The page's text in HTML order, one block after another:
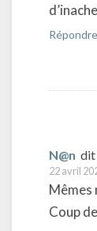
Répondre
N@n dit
22 avril
Mêmes
Coup